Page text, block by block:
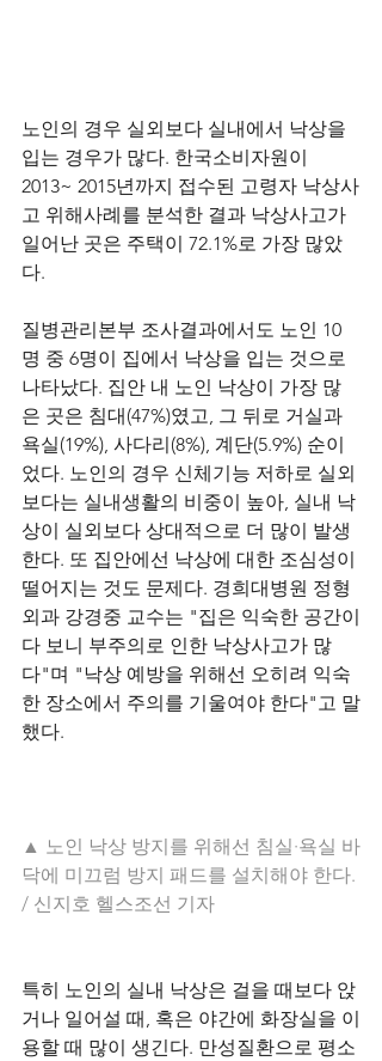
노인의 경우 실외보다 실내에서 낙상을
입는 경우가 많다. 한국소비자원이
2013~ 2015년까지 접수된 고령자 낙상사
고 위해사례를 분석한 결과 낙상사고가
일어난 곳은 주택이 72.1%로 가장 많았
다.
질병관리본부 조사결과에서도 노인 10
명 중 6명이 집에서 낙상을 입는 것으로
나타났다. 집안 내 노인 낙상이 가장 많
은 곳은 침대(47%)였고, 그 뒤로 거실과
욕실(19%), 사다리(8%), 계단(5.9%) 순이
었다. 노인의 경우 신체기능 저하로 실외
보다는 실내생활의 비중이 높아, 실내 낙
상이 실외보다 상대적으로 더 많이 발생
한다. 또 집안에선 낙상에 대한 조심성이
떨어지는 것도 문제다. 경희대병원 정형
외과 강경중 교수는 "집은 익숙한 공간이
다 보니 부주의로 인한 낙상사고가 많
다"며 "낙상 예방을 위해선 오히려 익숙
한 장소에서 주의를 기울여야 한다"고 말
했다.
▲ 노인 낙상 방지를 위해선 침실·욕실 바
닥에 미끄럼 방지 패드를 설치해야 한다.
/ 신지호 헬스조선 기자
특히 노인의 실내 낙상은 걸을 때보다 앉
거나 일어설 때, 혹은 야간에 화장실을 이
용할 때 많이 생긴다. 만성질환으로 평소